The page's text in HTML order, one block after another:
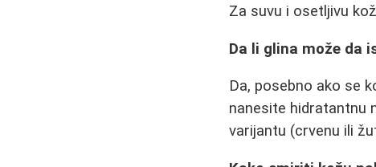
Za suvu i osetljivu
Da li glina može da
Da, posebno ako se
nanesite hidratantnu
varijantu (crvenu ili